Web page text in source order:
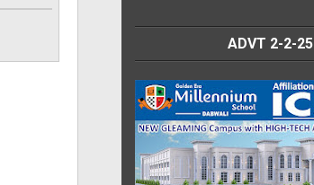
ADVT 2-2-25